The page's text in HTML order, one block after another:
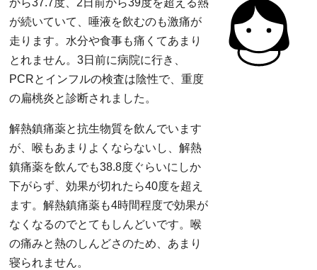
から37.7度、2日前から39度を超える熱
が続いていて、唾液を飲むのも激痛が
走ります。水分や食事も痛くてあまり
とれません。3日前に病院に行き、
PCRとインフルの検査は陰性で、重度
の扁桃炎と診断されました。
解熱鎮痛薬と抗生物質を飲んでいます
が、喉もあまりよくならないし、解熱
鎮痛薬を飲んでも38.8度ぐらいにしか
下がらず、効果が切れたら40度を超え
ます。解熱鎮痛薬も4時間程度で効果が
なくなるのでとてもしんどいです。喉
の痛みと熱のしんどさのため、あまり
寝られません。